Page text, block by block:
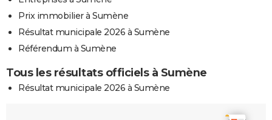
Prix immobilier à Sumène
Résultat municipale 2026 à Sumène
Référendum à Sumène
Tous les résultats officiels à Sumène
Résultat municipale 2026 à Sumène